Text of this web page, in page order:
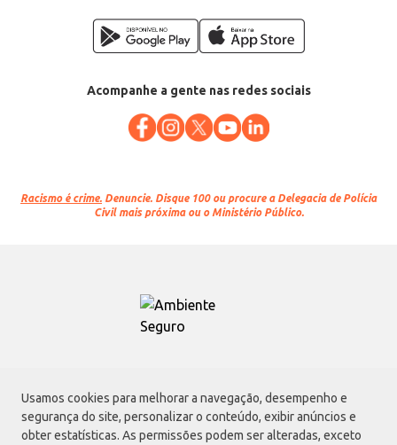
Usamos cookies para melhorar a navegação, desempenho e
segurança do site, personalizar o conteúdo, exibir anúncios e
obter estatísticas. As permissões podem ser alteradas, exceto
Acompanhe a gente nas redes sociais
Racismo é crime. Denuncie. Disque 100 ou procure a Delegacia de Polícia
Civil mais próxima ou o Ministério Público.
Atacadão S.A.
Avenida Morvan Dias de Figueiredo, 6169, Vila Maria, São Paulo - SP | CEP
02170-901 | CNPJ: 75.315.333/0001-09